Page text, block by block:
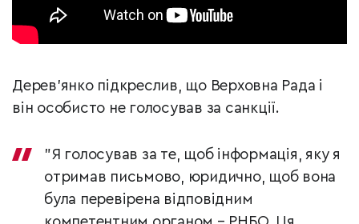
Дерев’янко підкреслив, що Верховна Рада і
він особисто не голосував за санкції.
"Я голосував за те, щоб інформація, яку я
отримав письмово, юридично, щоб вона
була перевірена відповідним